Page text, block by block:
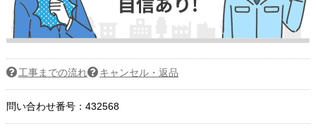
工事までの流れ キャンセル・返品
問い合わせ番号：432568